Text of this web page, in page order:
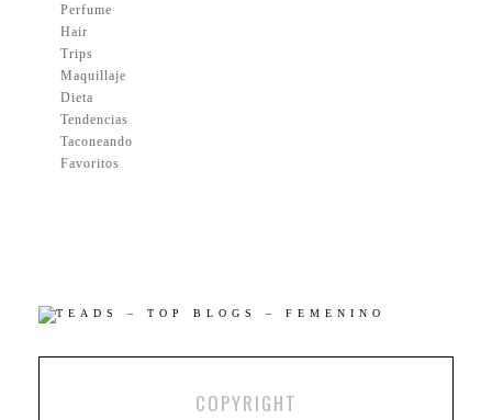
Perfume
Hair
Trips
Maquillaje
Dieta
Tendencias
Taconeando
Favoritos
COPYRIGHT